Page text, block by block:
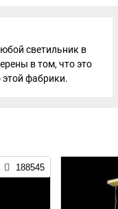
светильник в
в том, что это
этой фабрики.
188545